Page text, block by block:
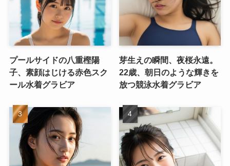
プールサイドの八重樫陽
子、素顔はじける赤色スク
ール水着グラビア
芽生えの瞬間、夜桜永遠。
22歳、朝日のような輝きを
放つ競泳水着グラビア